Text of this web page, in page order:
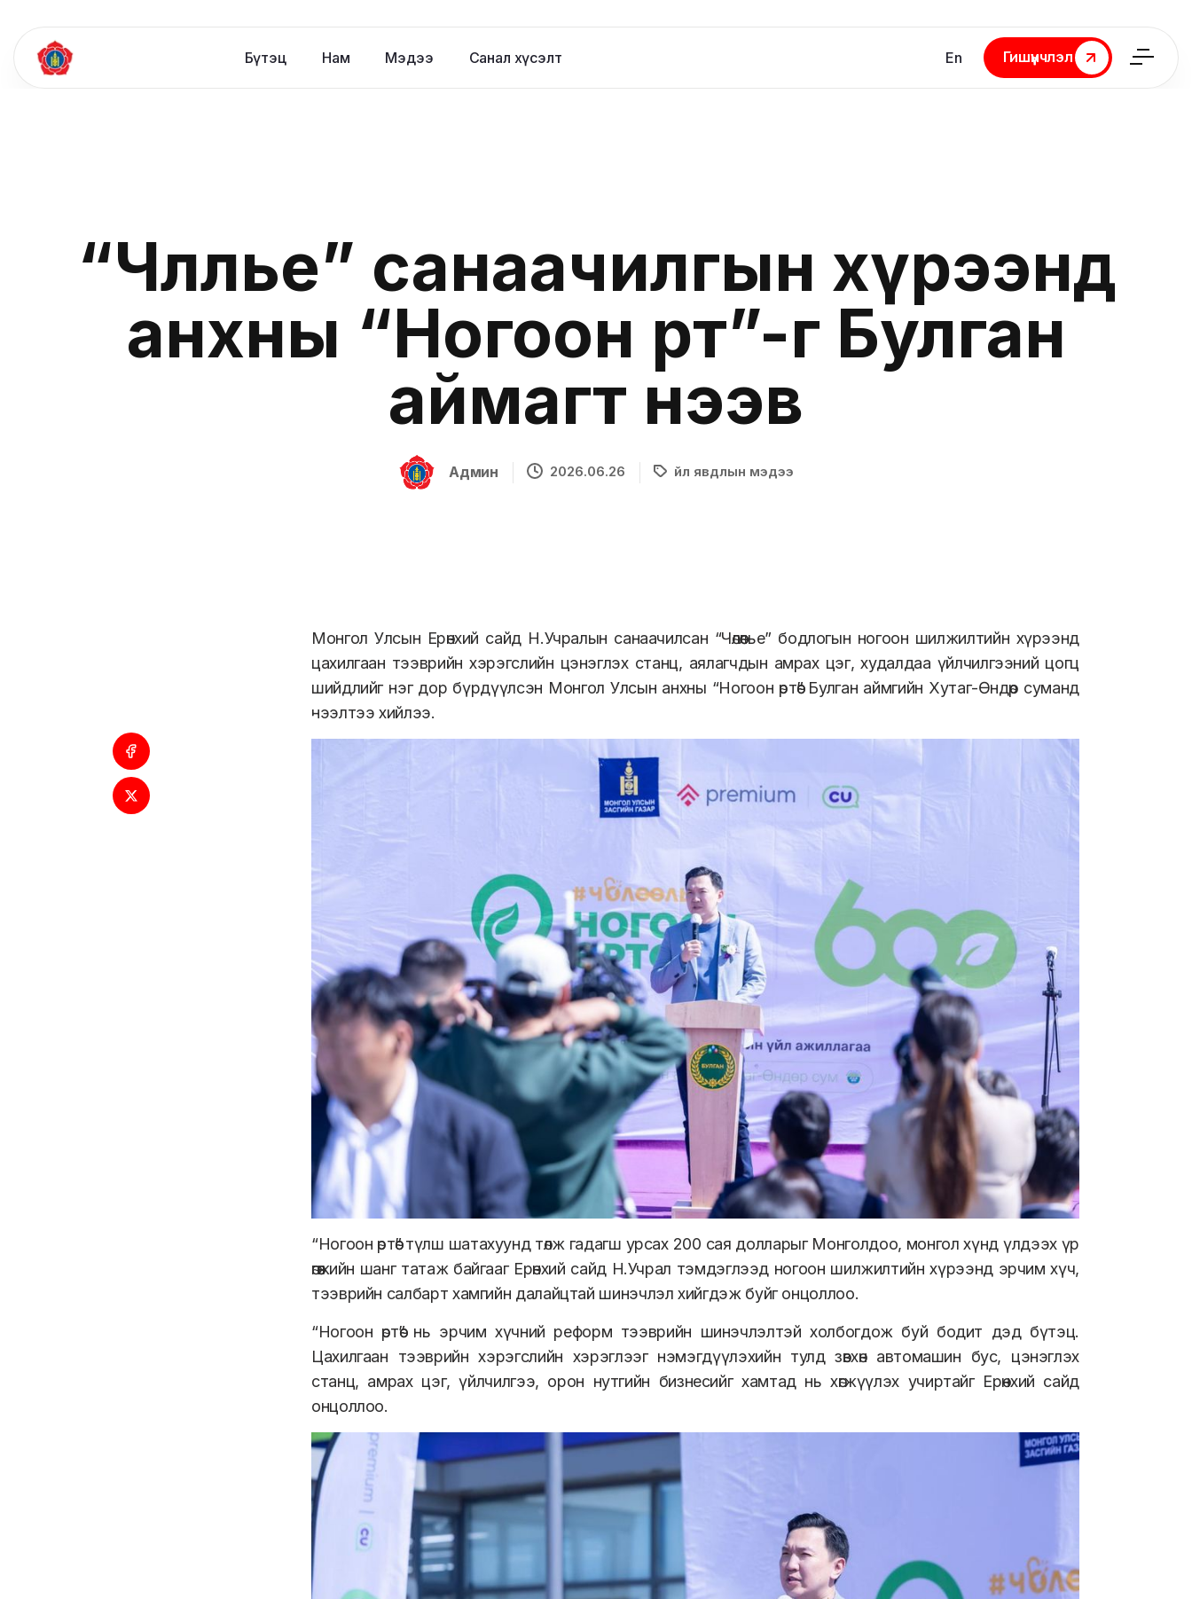
Бүтэц Нам Мэдээ Санал хүсэлт En
Гишүүнчлэл
Гишүүнчлэл
“Чөлөөлье” санаачилгын хүрээнд
анхны “Ногоон өртөө”-г Булган
аймагт нээв
Админ 2026.06.26 Үйл явдлын мэдээ
Монгол Улсын Ерөнхий сайд Н.Учралын санаачилсан “Чөлөөлье” бодлогын ногоон шилжилтийн хүрээнд
цахилгаан тээврийн хэрэгслийн цэнэглэх станц, аялагчдын амрах цэг, худалдаа үйлчилгээний цогц
шийдлийг нэг дор бүрдүүлсэн Монгол Улсын анхны “Ногоон өртөө” Булган аймгийн Хутаг-Өндөр суманд
нээлтээ хийлээ.
“Ногоон өртөө” түлш шатахуунд төлж гадагш урсах 200 сая долларыг Монголдоо, монгол хүнд үлдээх үр
өгөөжийн шанг татаж байгааг Ерөнхий сайд Н.Учрал тэмдэглээд ногоон шилжилтийн хүрээнд эрчим хүч,
тээврийн салбарт хамгийн далайцтай шинэчлэл хийгдэж буйг онцоллоо.
“Ногоон өртөө” нь эрчим хүчний реформ тээврийн шинэчлэлтэй холбогдож буй бодит дэд бүтэц.
Цахилгаан тээврийн хэрэгслийн хэрэглээг нэмэгдүүлэхийн тулд зөвхөн автомашин бус, цэнэглэх
станц, амрах цэг, үйлчилгээ, орон нутгийн бизнесийг хамтад нь хөгжүүлэх учиртайг Ерөнхий сайд
онцоллоо.